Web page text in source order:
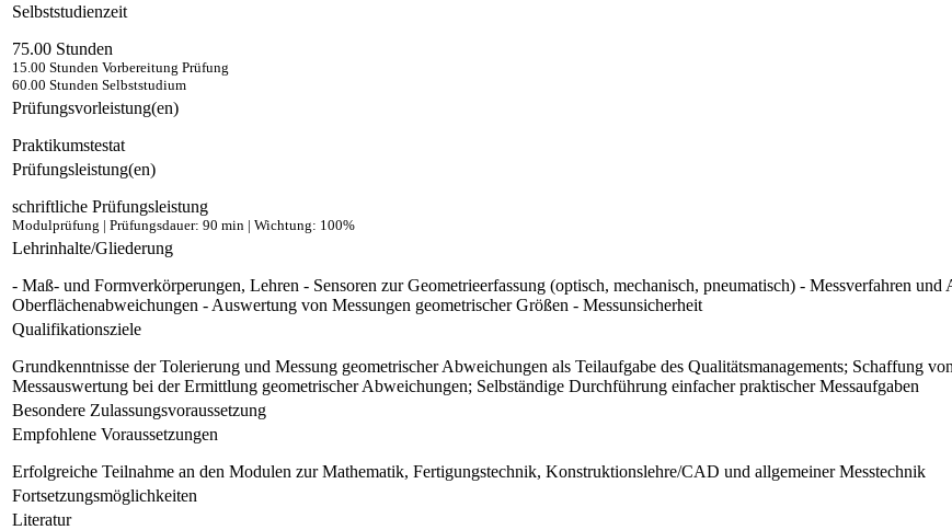
Selbststudienzeit
75.00 Stunden
15.00 Stunden Vorbereitung Prüfung
60.00 Stunden Selbststudium
Prüfungsvorleistung(en)
Praktikumstestat
Prüfungsleistung(en)
schriftliche Prüfungsleistung
Modulprüfung | Prüfungsdauer: 90 min | Wichtung: 100%
Lehrinhalte/Gliederung
- Maß- und Formverkörperungen, Lehren - Sensoren zur Geometrieerfassung (optisch, mechanisch, pneumatisch) - Messverfahren
Oberflächenabweichungen - Auswertung von Messungen geometrischer Größen - Messunsicherheit
Qualifikationsziele
Grundkenntnisse der Tolerierung und Messung geometrischer Abweichungen als Teilaufgabe des Qualitätsmanagements; Schaffung
Messauswertung bei der Ermittlung geometrischer Abweichungen; Selbständige Durchführung einfacher praktischer Messaufgaben
Besondere Zulassungsvoraussetzung
Empfohlene Voraussetzungen
Erfolgreiche Teilnahme an den Modulen zur Mathematik, Fertigungstechnik, Konstruktionslehre/CAD und allgemeiner Messtechnik
Fortsetzungsmöglichkeiten
Literatur